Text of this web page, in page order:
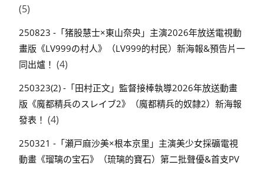
(5)
250823 -「猪股慧士×東山奈央」主演2026年放送電視動
畫版《LV999の村人》（LV999的村民）新海報&預告片一
同出爐！ (4)
250323(2) -「田村正文」監督接棒執導2026年放送動畫
版《魔都精兵のスレイブ2》（魔都精兵的奴隸2）新海報
發表！ (4)
250321 -「瀬戸麻沙美×根本京里」主演美少女採礦電視
動畫《瑠璃の宝石》（琉璃的寶石）第二批聲優&首支PV